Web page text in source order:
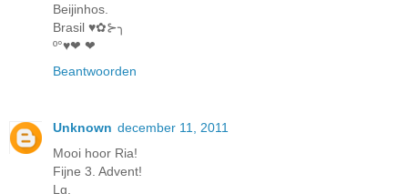
Beijinhos.
Brasil ♥✿⊱╮
º°♥❤ ❤
Beantwoorden
Unknown december 11, 2011
Mooi hoor Ria!
Fijne 3. Advent!
Lg,